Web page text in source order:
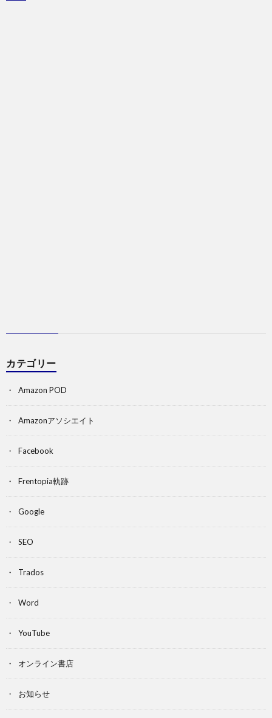
カテゴリー
Amazon POD
Amazonアソシエイト
Facebook
Frentopia軌跡
Google
SEO
Trados
Word
YouTube
オンライン書店
お知らせ